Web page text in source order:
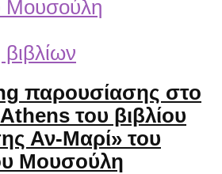
παρουσίασης στο
του βιβλίου
Αν-Μαρί» του
Μουσούλη